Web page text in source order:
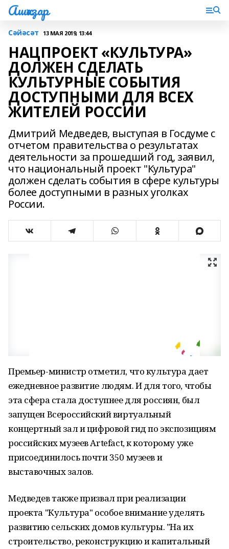
Ашҡаҙар
Сәйәсәт 13 МАЯ 2019, 13:44
НАЦПРОЕКТ «КУЛЬТУРА»
ДОЛЖЕН СДЕЛАТЬ
КУЛЬТУРНЫЕ СОБЫТИЯ
ДОСТУПНЫМИ ДЛЯ ВСЕХ
ЖИТЕЛЕЙ РОССИИ
Дмитрий Медведев, выступая в Госдуме с
отчетом правительства о результатах
деятельности за прошедший год, заявил,
что национальный проект "Культура"
должен сделать события в сфере культуры
более доступными в разных уголках
России.
Премьер-министр отметил, что культура дает
ежедневное развитие людям. И для того, чтобы
эта сфера стала доступнее для россиян, был
запущен Всероссийский виртуальный
концертный зал и цифровой гид по экспозициям
российских музеев Artefact, к которому уже
присоединилось почти 350 музеев и
выставочных залов.
Медведев также призвал при реализации
проекта "Культура" особое внимание уделять
развитию сельских домов культуры. "На их
строительство, реконструкцию и капитальный